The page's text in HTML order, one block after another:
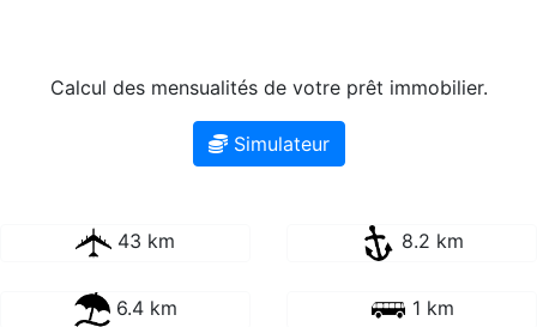
Calcul des mensualités de votre prêt immobilier.
Simulateur
43 km 8.2 km
6.4 km 1 km